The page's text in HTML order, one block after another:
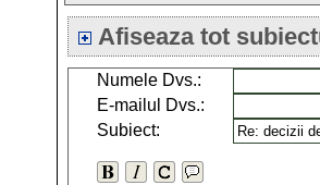
Afiseaza tot
Numele Dvs.:
E-mailul Dvs.:
Subiect: